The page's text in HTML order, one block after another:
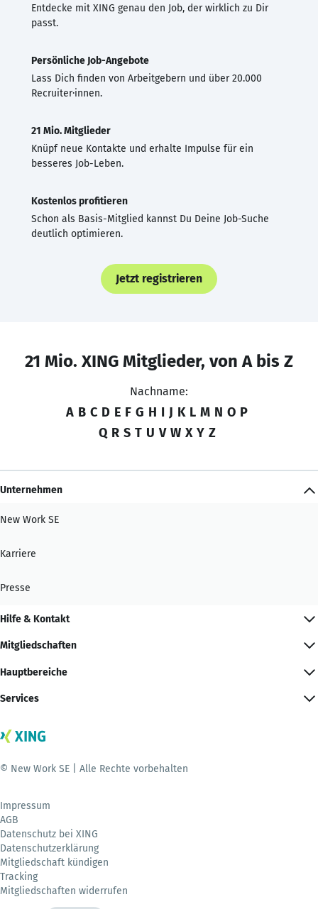
Entdecke mit XING genau den Job, der wirklich zu Dir
passt.
Persönliche Job-Angebote
Lass Dich finden von Arbeitgebern und über 20.000
Recruiter·innen.
21 Mio. Mitglieder
Knüpf neue Kontakte und erhalte Impulse für ein
besseres Job-Leben.
Kostenlos profitieren
Schon als Basis-Mitglied kannst Du Deine Job-Suche
deutlich optimieren.
Jetzt registrieren
21 Mio. XING Mitglieder, von A bis Z
Nachname:
A B C D E F G H I J K L M N O P
Q R S T U V W X Y Z
Unternehmen
New Work SE
Karriere
Presse
Hilfe & Kontakt
Mitgliedschaften
Hauptbereiche
Services
© New Work SE | Alle Rechte vorbehalten
Impressum
AGB
Datenschutz bei XING
Datenschutzerklärung
Mitgliedschaft kündigen
Tracking
Mitgliedschaften widerrufen